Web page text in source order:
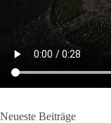
Quelle: https://
erklaerung-ankara-
#dieBasis #NATO
Neueste Beiträge